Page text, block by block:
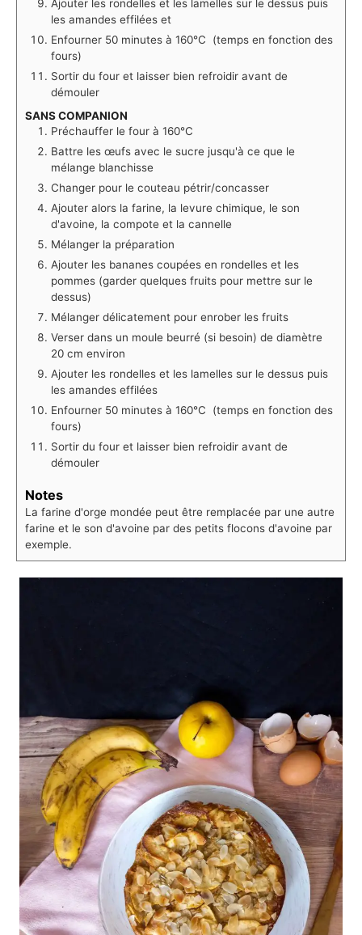
Ajouter les rondelles et les lamelles sur le dessus puis
les amandes effilées et
Enfourner 50 minutes à 160°C (temps en fonction des
fours)
Sortir du four et laisser bien refroidir avant de
démouler
SANS COMPANION
Préchauffer le four à 160°C
Battre les œufs avec le sucre jusqu'à ce que le
mélange blanchisse
Changer pour le couteau pétrir/concasser
Ajouter alors la farine, la levure chimique, le son
d'avoine, la compote et la cannelle
Mélanger la préparation
Ajouter les bananes coupées en rondelles et les
pommes (garder quelques fruits pour mettre sur le
dessus)
Mélanger délicatement pour enrober les fruits
Verser dans un moule beurré (si besoin) de diamètre
20 cm environ
Ajouter les rondelles et les lamelles sur le dessus puis
les amandes effilées
Enfourner 50 minutes à 160°C (temps en fonction des
fours)
Sortir du four et laisser bien refroidir avant de
démouler
Notes
La farine d'orge mondée peut être remplacée par une autre
farine et le son d'avoine par des petits flocons d'avoine par
exemple.